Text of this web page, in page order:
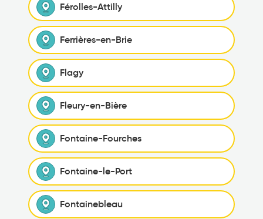
Férolles-Attilly
Ferrières-en-Brie
Flagy
Fleury-en-Bière
Fontaine-Fourches
Fontaine-le-Port
Fontainebleau